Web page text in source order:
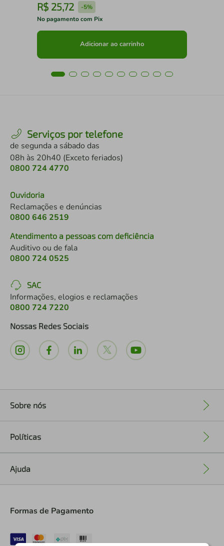
R$ 25,72 -5%
No pagamento com Pix
Adicionar ao carrinho
Serviços por telefone
de segunda a sábado das
08h às 20h40 (Exceto feriados)
0800 724 4770
Ouvidoria
Reclamações e denúncias
0800 646 2519
Atendimento a pessoas com deficiência
Auditivo ou de fala
0800 724 0525
SAC
Informações, elogios e reclamações
0800 724 7220
Nossas Redes Sociais
Sobre nós
Políticas
Ajuda
Formas de Pagamento